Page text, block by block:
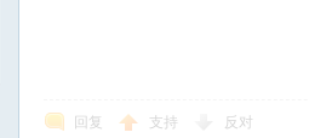
回复 支持 反对